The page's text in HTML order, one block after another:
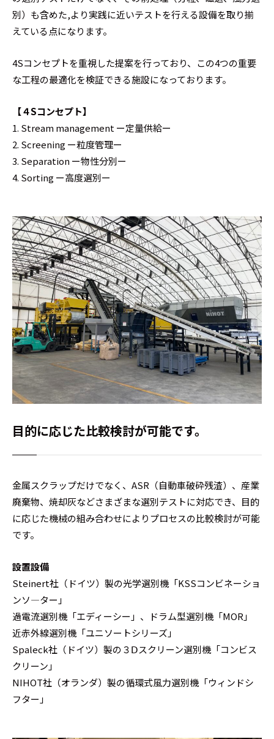
別）も含めた,より実践に近いテストを行える設備を取り揃
えている点になります。
4Sコンセプトを重視した提案を行っており、この4つの重要
な工程の最適化を検証できる施設になっております。
【４Sコンセプト】
1. Stream management ー定量供給ー
2. Screening ー粒度管理ー
3. Separation ー物性分別ー
4. Sorting ー高度選別ー
目的に応じた比較検討が可能です。
金属スクラップだけでなく、ASR（自動車破砕残渣）、産業
廃棄物、焼却灰などさまざまな選別テストに対応でき、目的
に応じた機械の組み合わせによりプロセスの比較検討が可能
です。
設置設備
Steinert社（ドイツ）製の光学選別機「KSSコンビネーショ
ンソ―ター」
過電流選別機「エディーシー」、ドラム型選別機「MOR」
近赤外線選別機「ユニソートシリーズ」
Spaleck社（ドイツ）製の３Ⅾスクリーン選別機「コンビス
クリーン」
NIHOT社（オランダ）製の循環式風力選別機「ウィンドシ
フター」